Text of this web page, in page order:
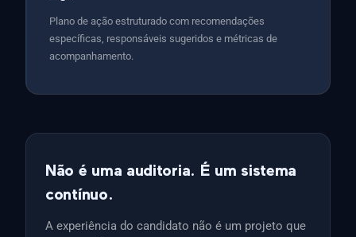
Plano de ação estruturado com recomendações
específicas, responsáveis sugeridos e métricas de
acompanhamento.
Não é uma auditoria. É um sistema
contínuo.
A experiência do candidato não é um projeto que